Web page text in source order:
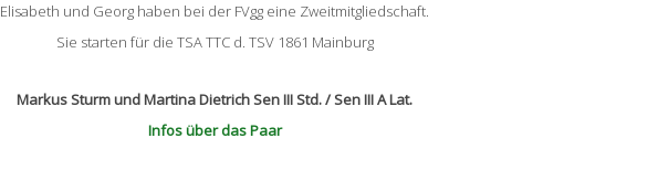
Elisabeth und Georg haben bei der FVgg eine Zweitmitgliedschaft.
Sie starten für die TSA TTC d. TSV 1861 Mainburg
Markus Sturm und Martina Dietrich Sen III Std. / Sen III A Lat.
Infos über das Paar